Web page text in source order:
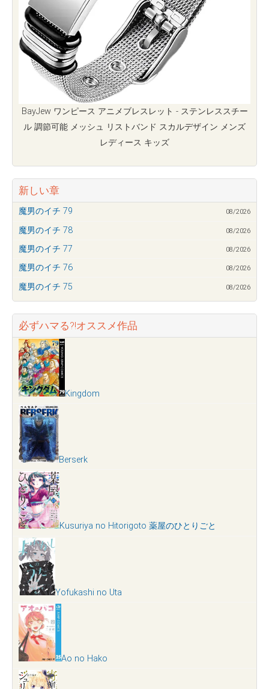
BayJew ワンピース アニメブレスレット - ステンレススチー
ル 調節可能 メッシュ リストバンド スカルデザイン メンズ
レディース キッズ
新しい章
魔男のイチ 79 08/2026
魔男のイチ 78 08/2026
魔男のイチ 77 08/2026
魔男のイチ 76 08/2026
魔男のイチ 75 08/2026
必ずハマる?!オススメ作品
Kingdom
Berserk
Kusuriya no Hitorigoto 薬屋のひとりごと
Yofukashi no Uta
Ao no Hako